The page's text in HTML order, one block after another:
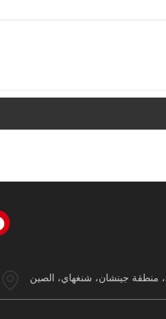
منطقة جينشان، شنغهاي، الصين